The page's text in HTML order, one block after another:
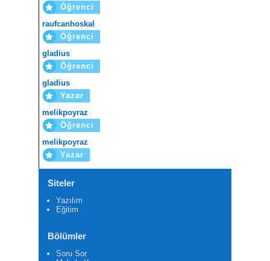
Öğrenci
raufcanhoskal
Öğrenci
gladius
Öğrenci
gladius
Yazar
melikpoyraz
Öğrenci
melikpoyraz
Yazar
Siteler
Yazılım
Eğitim
Bölümler
Soru Sor